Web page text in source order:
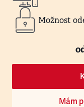
Možnost
Mám